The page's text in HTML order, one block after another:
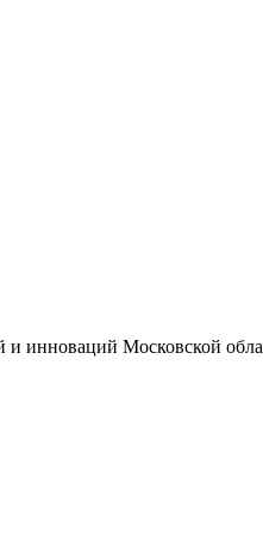
инноваций Московской